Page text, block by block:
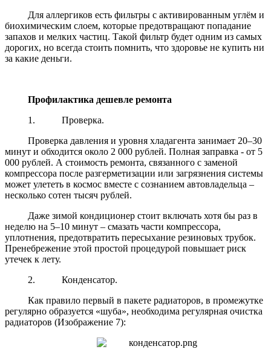
Для аллергиков есть фильтры с активированным углём и
биохимическим слоем, которые предотвращают попадание
запахов и мелких частиц. Такой фильтр будет одним из самых
дорогих, но всегда стоить помнить, что здоровье не купить ни
за какие деньги.
Профилактика дешевле ремонта
1.
Проверка.
Проверка давления и уровня хладагента занимает 20–30
минут и обходится около 2 000 рублей. Полная заправка - от 5
000 рублей. А стоимость ремонта, связанного с заменой
компрессора после разгерметизации или загрязнения системы
может улететь в космос вместе с сознанием автовладельца –
несколько сотен тысяч рублей.
Даже зимой кондиционер стоит включать хотя бы раз в
неделю на 5–10 минут – смазать части компрессора,
уплотнения, предотвратить пересыхание резиновых трубок.
Пренебрежение этой простой процедурой повышает риск
утечек к лету.
2.
Конденсатор.
Как правило первый в пакете радиаторов, в промежутке
регулярно образуется «шуба», необходима регулярная очистка
радиаторов (Изображение 7):